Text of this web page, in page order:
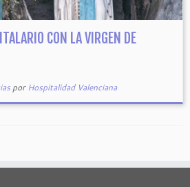
CON LA VIRGEN DE
por Hospitalidad Valenciana